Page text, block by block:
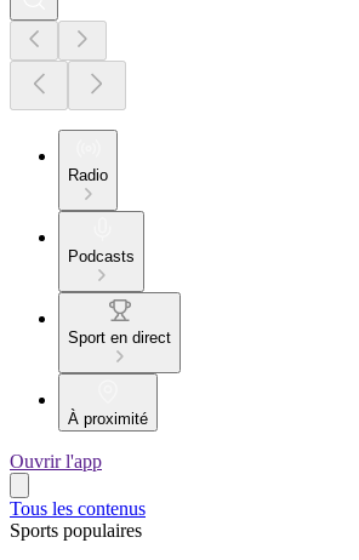
Radio
Podcasts
Sport en direct
À proximité
Ouvrir l'app
Tous les contenus
Sports populaires